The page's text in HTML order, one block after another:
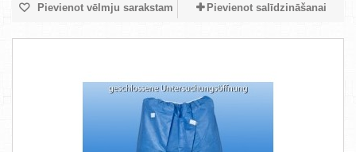
Pievienot vēlmju sarakstam Pievienot salīdzināšanai